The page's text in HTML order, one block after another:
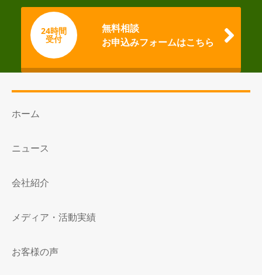
24時間
受付
無料相談
お申込みフォームはこちら
ホーム
ニュース
会社紹介
メディア・活動実績
お客様の声